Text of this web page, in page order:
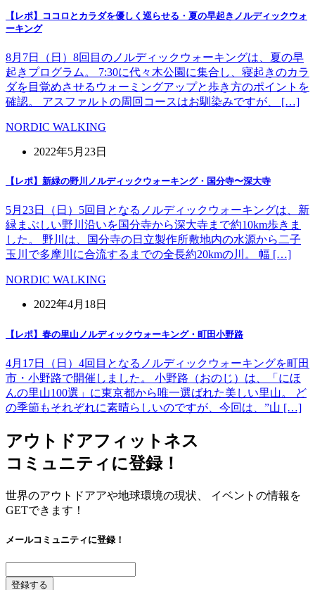
【レポ】ココロとカラダを優しく巡らせる・夏の早起きノルディックウォ
ーキング
8月7日（日）8回目のノルディックウォーキングは、夏の早
起きプログラム。 7:30に代々木公園に集合し、寝起きのカラ
ダを目覚めさせるウォーミングアップと歩き方のポイントを
確認。 アスファルトの周回コースはお馴染みですが、 […]
NORDIC WALKING
2022年5月23日
【レポ】新緑の野川ノルディックウォーキング・国分寺〜深大寺
5月23日（日）5回目となるノルディックウォーキングは、新
緑まぶしい野川沿いを国分寺から深大寺まで約10km歩きま
した。 野川は、国分寺の日立製作所敷地内の水源から二子
玉川で多摩川に合流するまでの全長約20kmの川。 幅 […]
NORDIC WALKING
2022年4月18日
【レポ】春の里山ノルディックウォーキング・町田小野路
4月17日（日）4回目となるノルディックウォーキングを町田
市・小野路で開催しました。 小野路（おのじ）は、「にほ
んの里山100選」に東京都から唯一選ばれた美しい里山。 ど
の季節もそれぞれに素晴らしいのですが、今回は、”山 […]
アウトドアフィットネス
コミュニティに登録！
世界のアウトドアアや地球環境の現状、 イベントの情報を
GETできます！
メールコミュニティに登録！